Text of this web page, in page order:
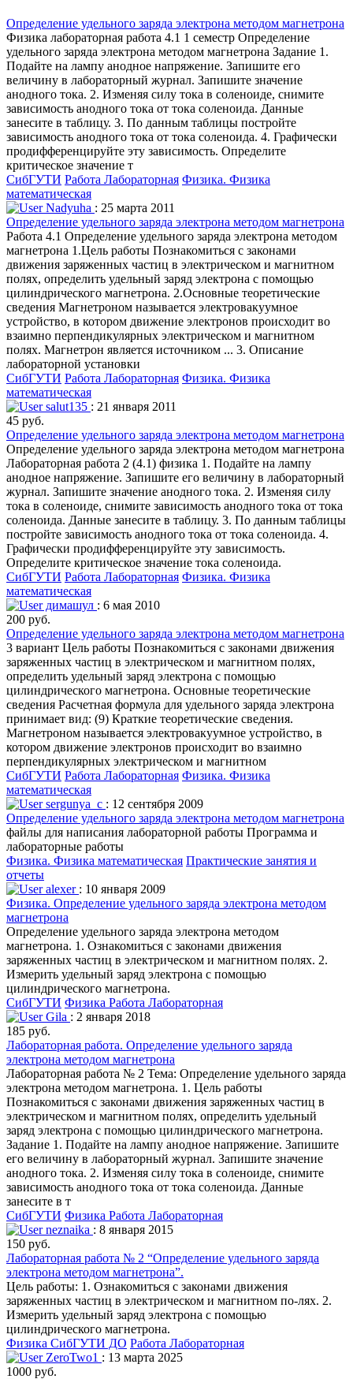
Определение удельного заряда электрона методом магнетрона
Физика лабораторная работа 4.1 1 семестр Определение
удельного заряда электрона методом магнетрона Задание 1.
Подайте на лампу анодное напряжение. Запишите его
величину в лабораторный журнал. Запишите значение
анодного тока. 2. Изменяя силу тока в соленоиде, снимите
зависимость анодного тока от тока соленоида. Данные
занесите в таблицу. 3. По данным таблицы постройте
зависимость анодного тока от тока соленоида. 4. Графически
продифференцируйте эту зависимость. Определите
критическое значение т
СибГУТИ Работа Лабораторная Физика. Физика
математическая
Nadyuha : 25 марта 2011
Определение удельного заряда электрона методом магнетрона
Работа 4.1 Определение удельного заряда электрона методом
магнетрона 1.Цель работы Познакомиться с законами
движения заряженных частиц в электрическом и магнитном
полях, определить удельный заряд электрона с помощью
цилиндрического магнетрона. 2.Основные теоретические
сведения Магнетроном называется электровакуумное
устройство, в котором движение электронов происходит во
взаимно перпендикулярных электрическом и магнитном
полях. Магнетрон является источником ... 3. Описание
лабораторной установки
СибГУТИ Работа Лабораторная Физика. Физика
математическая
salut135 : 21 января 2011
45 руб.
Определение удельного заряда электрона методом магнетрона
Определение удельного заряда электрона методом магнетрона
Лабораторная работа 2 (4.1) физика 1. Подайте на лампу
анодное напряжение. Запишите его величину в лабораторный
журнал. Запишите значение анодного тока. 2. Изменяя силу
тока в соленоиде, снимите зависимость анодного тока от тока
соленоида. Данные занесите в таблицу. 3. По данным таблицы
постройте зависимость анодного тока от тока соленоида. 4.
Графически продифференцируйте эту зависимость.
Определите критическое значение тока соленоида.
СибГУТИ Работа Лабораторная Физика. Физика
математическая
димашул : 6 мая 2010
200 руб.
Определение удельного заряда электрона методом магнетрона
3 вариант Цель работы Познакомиться с законами движения
заряженных частиц в электрическом и магнитном полях,
определить удельный заряд электрона с помощью
цилиндрического магнетрона. Основные теоретические
сведения Расчетная формула для удельного заряда электрона
принимает вид: (9) Краткие теоретические сведения.
Магнетроном называется электровакуумное устройство, в
котором движение электронов происходит во взаимно
перпендикулярных электрическом и магнитном
СибГУТИ Работа Лабораторная Физика. Физика
математическая
sergunya_c : 12 сентября 2009
Определение удельного заряда электрона методом магнетрона
файлы для написания лабораторной работы Программа и
лабораторные работы
Физика. Физика математическая Практические занятия и
отчеты
alexer : 10 января 2009
Физика. Определение удельного заряда электрона методом
магнетрона
Определение удельного заряда электрона методом
магнетрона. 1. Ознакомиться с законами движения
заряженных частиц в электрическом и магнитном полях. 2.
Измерить удельный заряд электрона с помощью
цилиндрического магнетрона.
СибГУТИ Физика Работа Лабораторная
Gila : 2 января 2018
185 руб.
Лабораторная работа. Определение удельного заряда
электрона методом магнетрона
Лабораторная работа № 2 Тема: Определение удельного заряда
электрона методом магнетрона. 1. Цель работы
Познакомиться с законами движения заряженных частиц в
электрическом и магнитном полях, определить удельный
заряд электрона с помощью цилиндрического магнетрона.
Задание 1. Подайте на лампу анодное напряжение. Запишите
его величину в лабораторный журнал. Запишите значение
анодного тока. 2. Изменяя силу тока в соленоиде, снимите
зависимость анодного тока от тока соленоида. Данные
занесите в т
СибГУТИ Физика Работа Лабораторная
neznaika : 8 января 2015
150 руб.
Лабораторная работа № 2 “Определение удельного заряда
электрона методом магнетрона”.
Цель работы: 1. Ознакомиться с законами движения
заряженных частиц в электрическом и магнитном по-лях. 2.
Измерить удельный заряд электрона с помощью
цилиндрического магнетрона.
Физика СибГУТИ ДО Работа Лабораторная
ZeroTwo1 : 13 марта 2025
1000 руб.